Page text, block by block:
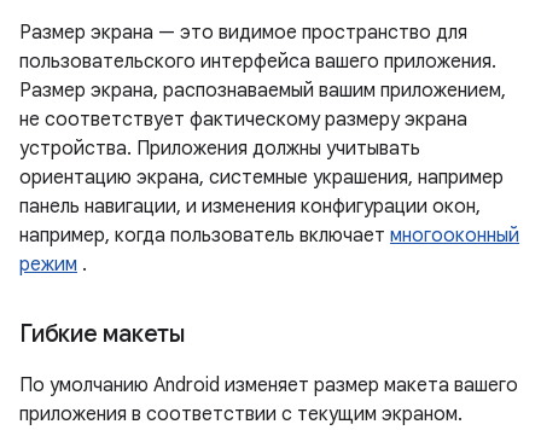
Размер экрана — это видимое пространство для
пользовательского интерфейса вашего приложения.
Размер экрана, распознаваемый вашим приложением,
не соответствует фактическому размеру экрана
устройства. Приложения должны учитывать
ориентацию экрана, системные украшения, например
панель навигации, и изменения конфигурации окон,
например, когда пользователь включает многооконный
режим .
Гибкие макеты
По умолчанию Android изменяет размер макета вашего
приложения в соответствии с текущим экраном.